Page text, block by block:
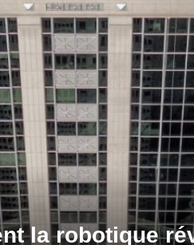
la robotique